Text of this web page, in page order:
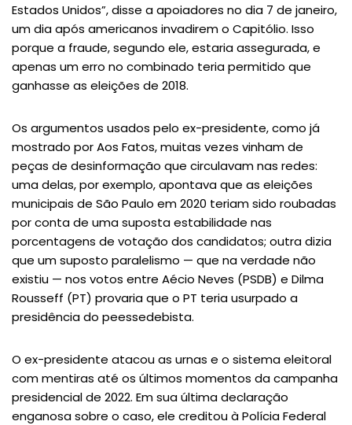
Estados Unidos”, disse a apoiadores no dia 7 de janeiro,
um dia após americanos invadirem o Capitólio. Isso
porque a fraude, segundo ele, estaria assegurada, e
apenas um erro no combinado teria permitido que
ganhasse as eleições de 2018.
Os argumentos usados pelo ex-presidente, como já
mostrado por Aos Fatos, muitas vezes vinham de
peças de desinformação que circulavam nas redes:
uma delas, por exemplo, apontava que as eleições
municipais de São Paulo em 2020 teriam sido roubadas
por conta de uma suposta estabilidade nas
porcentagens de votação dos candidatos; outra dizia
que um suposto paralelismo — que na verdade não
existiu — nos votos entre Aécio Neves (PSDB) e Dilma
Rousseff (PT) provaria que o PT teria usurpado a
presidência do peessedebista.
O ex-presidente atacou as urnas e o sistema eleitoral
com mentiras até os últimos momentos da campanha
presidencial de 2022. Em sua última declaração
enganosa sobre o caso, ele creditou à Polícia Federal